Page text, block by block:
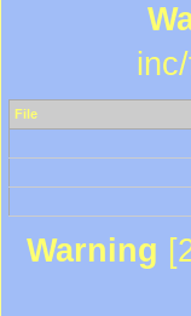
File
Warning